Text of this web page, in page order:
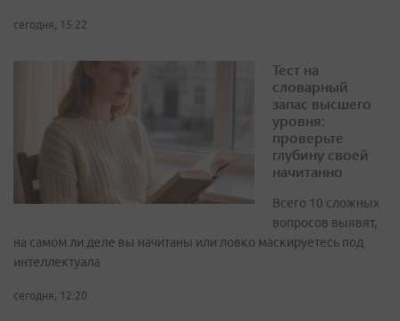
сегодня, 15:22
Тест на
словарный
запас высшего
уровня:
проверьте
глубину своей
начитанно
Всего 10 сложных
вопросов выявят,
на самом ли деле вы начитаны или ловко маскируетесь под
интеллектуала
сегодня, 12:20